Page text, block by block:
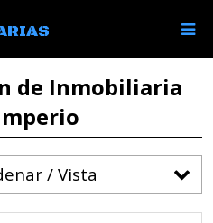
de Inmobiliaria
/ Vista